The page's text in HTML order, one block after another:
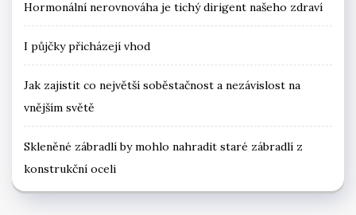
Hormonální nerovnováha je tichý dirigent našeho zdraví
I půjčky přicházejí vhod
Jak zajistit co největší soběstačnost a nezávislost na
vnějším světě
Skleněné zábradlí by mohlo nahradit staré zábradlí z
konstrukční oceli